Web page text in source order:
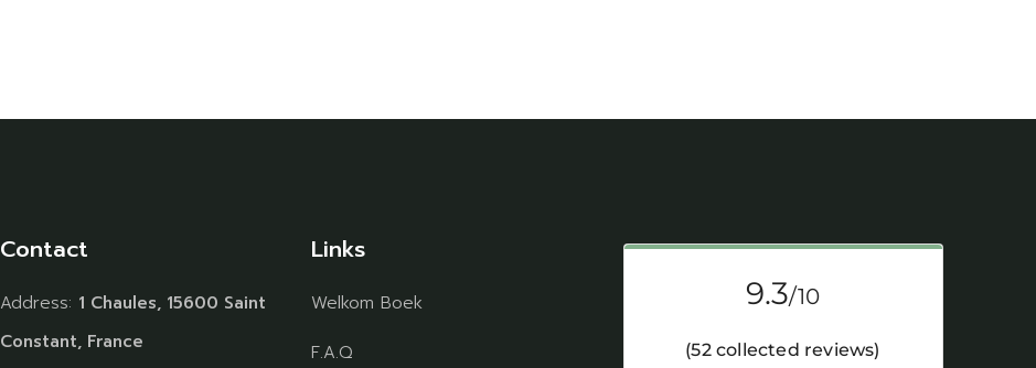
Contact
Address: 1 Chaules, 15600 Saint
Constant, France
Links
Welkom Boek
F.A.Q